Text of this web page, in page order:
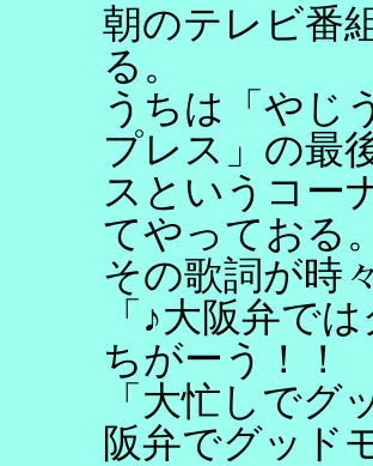
朝のテレビ番
る。
うちは「やじ
プレス」の最
スというコー
てやっておる。
その歌詞が時
「♪大阪弁で
ちがーう！！
「大忙しで
阪弁でグッド